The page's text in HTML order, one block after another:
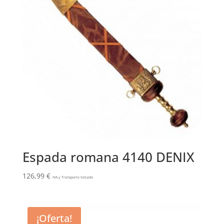
Espada romana 4140 DENIX
126,99 € IVA y Transporte Incluido
¡Oferta!